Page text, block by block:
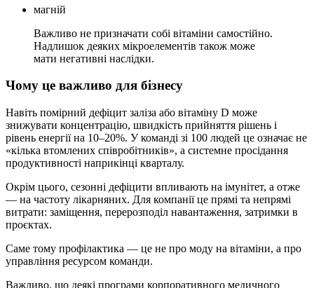
магній
Важливо не призначати собі вітаміни самостійно.
Надлишок деяких мікроелементів також може
мати негативні наслідки.
Чому це важливо для бізнесу
Навіть помірний дефіцит заліза або вітаміну D може
знижувати концентрацію, швидкість прийняття рішень і
рівень енергії на 10–20%. У команді зі 100 людей це означає не
«кілька втомлених співробітників», а системне просідання
продуктивності наприкінці кварталу.
Окрім цього, сезонні дефіцити впливають на імунітет, а отже
— на частоту лікарняних. Для компанії це прямі та непрямі
витрати: заміщення, перерозподіл навантаження, затримки в
проєктах.
Саме тому профілактика — це не про моду на вітаміни, а про
управління ресурсом команди.
Важливо, що деякі програми корпоративного медичного